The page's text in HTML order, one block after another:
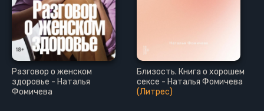
Разговор о женском
здоровье - Наталья
Фомичева
Близость. Книга о хорошем
сексе - Наталья Фомичева
(Литрес)